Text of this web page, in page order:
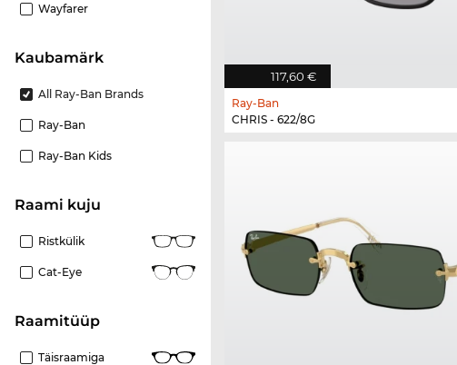
Wayfarer
Kaubamärk
All Ray-Ban Brands
Ray-Ban
Ray-Ban Kids
Raami kuju
Ristkülik
Cat-Eye
Raamitüüp
Täisraamiga
117,60 €
Ray-Ban
CHRIS - 622/8G